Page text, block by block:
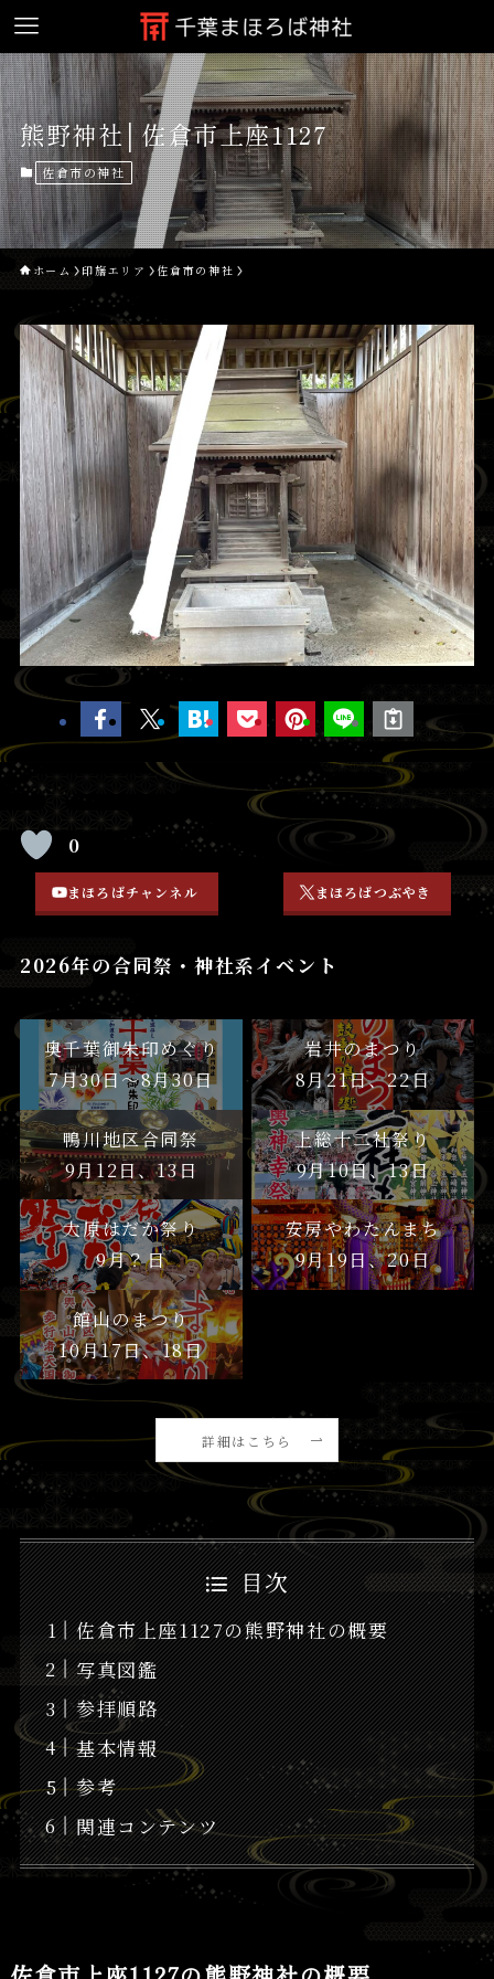
熊野神社│佐倉市上座1127
佐倉市の神社
ホーム 印旛エリア 佐倉市の神社
0
まほろばチャンネル まほろばつぶやき
2026年の合同祭・神社系イベント
奥千葉御朱印めぐり
7月30日〜8月30日
岩井のまつり
8月21日、22日
鴨川地区合同祭
9月12日、13日
上総十二社祭り
9月10日、13日
大原はだか祭り
9月？日
安房やわたんまち
9月19日、20日
館山のまつり
10月17日、18日
詳細はこちら
目次
佐倉市上座1127の熊野神社の概要
写真図鑑
参拝順路
基本情報
参考
関連コンテンツ